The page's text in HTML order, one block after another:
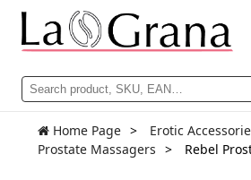
Home Page Erotic
Prostate Massagers
Rebel